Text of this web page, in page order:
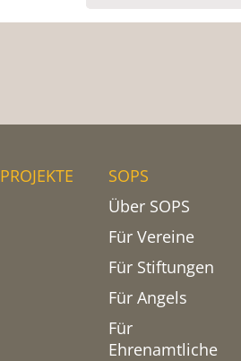
PROJEKTE
SOPS
Über SOPS
Für Vereine
Für Stiftungen
Für Angels
Für
Ehrenamtliche